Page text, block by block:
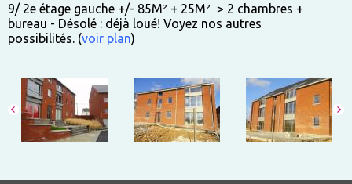
9/ 2e étage gauche +/- 85M² + 25M² > 2 chambres +
bureau - Désolé : déjà loué! Voyez nos autres
possibilités. (voir plan)